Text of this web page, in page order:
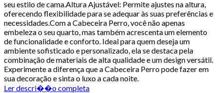
seu estilo de cama.Altura Ajustável: Permite ajustes na altura,
oferecendo flexibilidade para se adequar às suas preferências e
necessidades.Com a Cabeceira Perro, você não apenas
embeleza o seu quarto, mas também acrescenta um elemento
de funcionalidade e conforto. Ideal para quem deseja um
ambiente sofisticado e personalizado, ela se destaca pela
combinação de materiais de alta qualidade e um design versátil.
Experimente a diferença que a Cabeceira Perro pode fazer em
sua decoração e sinta o luxo a cada noite.
Ler descri��o completa